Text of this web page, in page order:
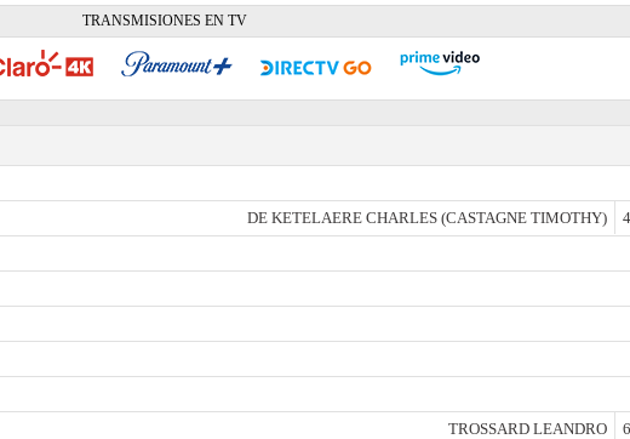
TRANSMISIONES EN TV
DE KETELAERE CHARLES (CASTAGNE TIMOTHY)
TROSSARD LEANDRO